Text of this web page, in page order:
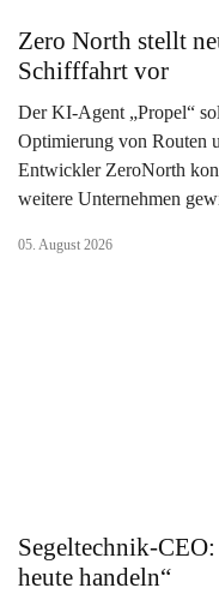
Zero North stellt
Schifffahrt vor
Der KI-Agent „Propel“
Optimierung von Routen
Entwickler ZeroNorth
weitere Unternehmen
05. August 2026
Segeltechnik-
heute handeln“